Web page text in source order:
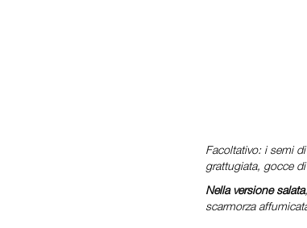
Facoltativo: i semi
grattugiata, gocce
Nella versione salata
scarmorza